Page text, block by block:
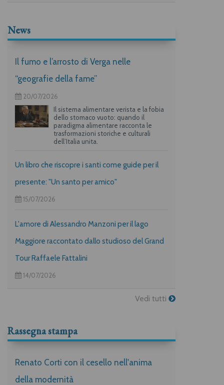
News
Il fumo e l’arrosto di Verga nelle
“geografie della fame”
20/07/2026
Il sistema alimentare verista e la fobia
dello stomaco vuoto: quando il
paradigma alimentare racconta le
trasformazioni storiche e culturali
dell’Italia unita.
Un libro che riscopre i santi come guide per il
presente: "Un santo per amico"
15/07/2026
L'amore di Alessandro Manzoni per il lago
Maggiore raccontato dallo studioso del Grand
Tour Raffaele Fattalini
14/07/2026
Vedi tutti
Rassegna stampa
Renato Corti con il cesello nell'anima
della modernità